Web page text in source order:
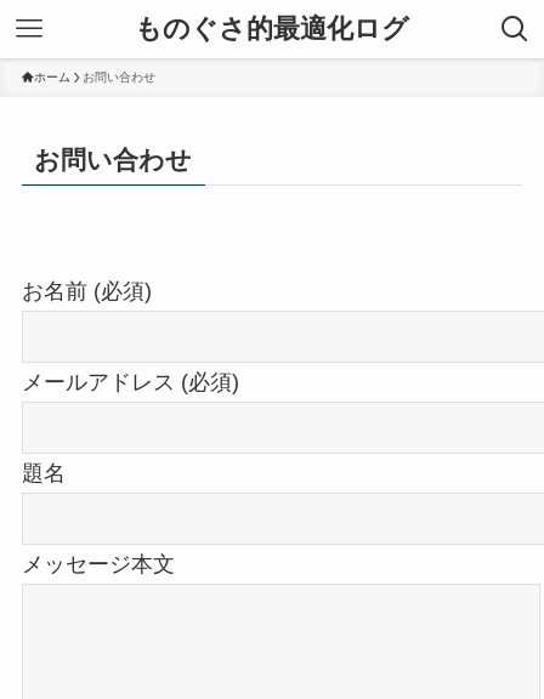
ものぐさ的最適化ログ
ホーム お問い合わせ
お問い合わせ
お名前 (必須)
メールアドレス (必須)
題名
メッセージ本文